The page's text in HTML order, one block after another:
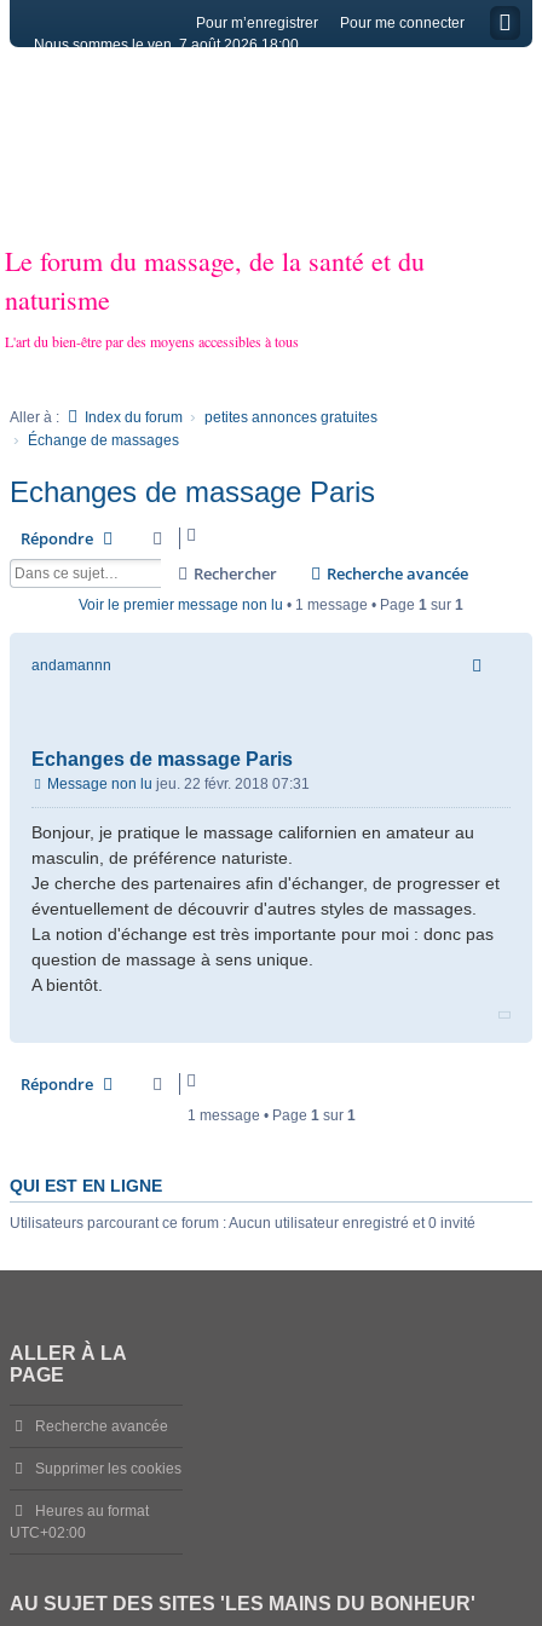
Pour me connecter
Pour m’enregistrer
Nous sommes le ven. 7 août 2026 18:00
Le forum du massage, de la santé et du
naturisme
L'art du bien-être par des moyens accessibles à tous
Aller à : Index du forum
petites annonces gratuites
Échange de massages
Echanges de massage Paris
Répondre
Rechercher
Recherche avancée
Voir le premier message non lu • 1 message • Page 1 sur 1
andamannn
Echanges de massage Paris
Message non lu jeu. 22 févr. 2018 07:31
Bonjour, je pratique le massage californien en amateur au
masculin, de préférence naturiste.
Je cherche des partenaires afin d'échanger, de progresser et
éventuellement de découvrir d'autres styles de massages.
La notion d'échange est très importante pour moi : donc pas
question de massage à sens unique.
A bientôt.
Répondre
1 message • Page 1sur 1
QUI EST EN LIGNE
Utilisateurs parcourant ce forum : Aucun utilisateur enregistré et 0 invité
ALLER À LA
PAGE
Recherche avancée
Supprimer les cookies
Heures au format
UTC+02:00
AU SUJET DES SITES 'LES MAINS DU BONHEUR'